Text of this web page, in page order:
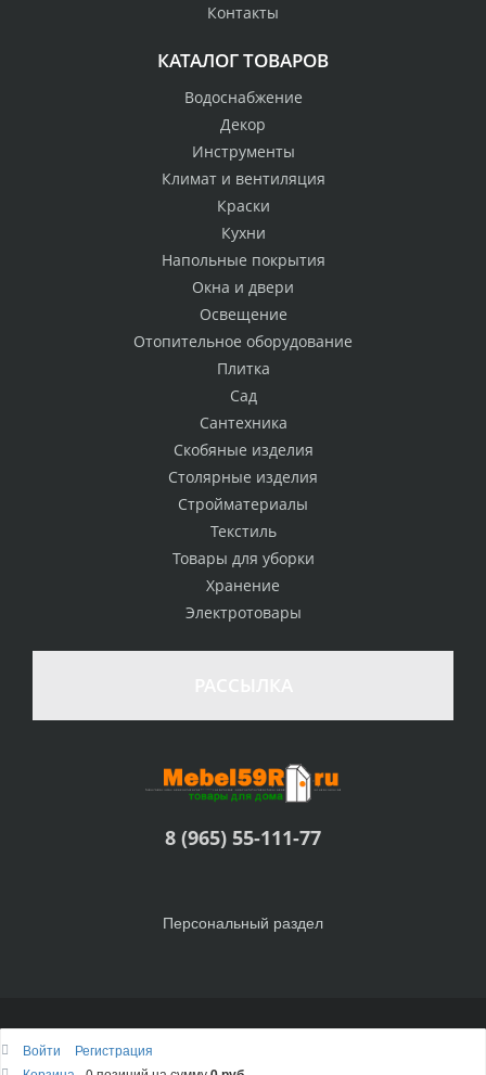
Контакты
КАТАЛОГ ТОВАРОВ
Водоснабжение
Декор
Инструменты
Климат и вентиляция
Краски
Кухни
Напольные покрытия
Окна и двери
Освещение
Отопительное оборудование
Плитка
Сад
Сантехника
Скобяные изделия
Столярные изделия
Стройматериалы
Текстиль
Товары для уборки
Хранение
Электротовары
8 (965) 55-111-77
Персональный раздел
© Интернет-магазин Товары для дома, 2010 - 2026
Войти
Регистрация